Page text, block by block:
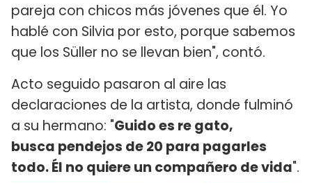
pareja con chicos más jóvenes que él. Yo
hablé con Silvia por esto, porque sabemos
que los Süller no se llevan bien", contó.
Acto seguido pasaron al aire las
declaraciones de la artista, donde fulminó
a su hermano: "Guido es re gato,
busca pendejos de 20 para pagarles
todo. Él no quiere un compañero de vida".